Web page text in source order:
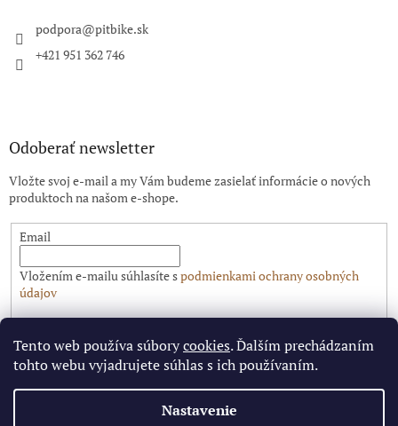
Tento web používa súborycookies. Ďalším prechádzaním
tohto webu vyjadrujete súhlas s ich používaním.
Nastavenie
podpora@pitbike.sk
+421 951 362 746
Odoberať newsletter
Vložte svoj e-mail a my Vám budeme zasielať informácie o nových
produktoch na našom e-shope.
Email
Vložením e-mailu súhlasíte spodmienkami ochrany osobných
údajov
Vytvoril Shoptet